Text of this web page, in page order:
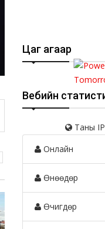
Цаг агаар
Вебийн
Таны IP
Онлайн
Өнөөдөр
Өчигдөр